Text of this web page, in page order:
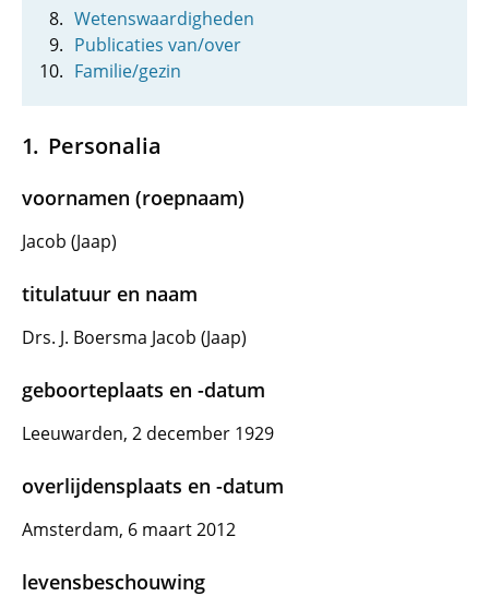
Wetenswaardigheden
Publicaties van/over
Familie/gezin
Personalia
voornamen (roepnaam)
Jacob (Jaap)
titulatuur en naam
Drs. J. Boersma Jacob (Jaap)
geboorteplaats en -datum
Leeuwarden, 2 december 1929
overlijdensplaats en -datum
Amsterdam, 6 maart 2012
levensbeschouwing